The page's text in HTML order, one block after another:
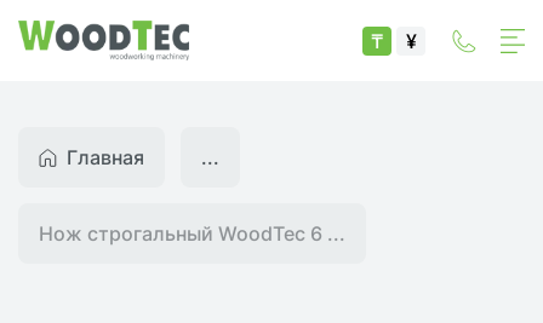
₸ ¥
Главная
Нож строгальный WoodTec 6 ...
...